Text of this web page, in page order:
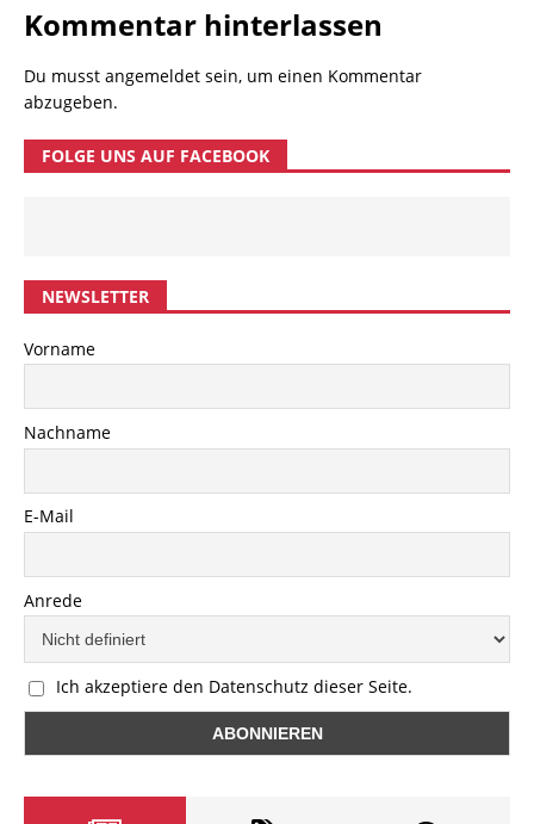
Kommentar hinterlassen
Du musst angemeldet sein, um einen Kommentar
abzugeben.
FOLGE UNS AUF FACEBOOK
NEWSLETTER
Vorname
Nachname
E-Mail
Anrede
Ich akzeptiere den Datenschutz dieser Seite.